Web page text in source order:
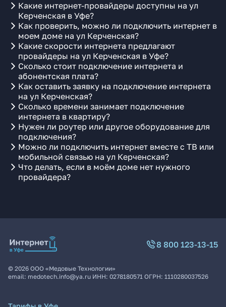
Какие интернет-провайдеры доступны на ул
Керченская в Уфе?
Как проверить, можно ли подключить интернет в
моем доме на ул Керченская?
Какие скорости интернета предлагают
провайдеры на ул Керченская в Уфе?
Сколько стоит подключение интернета и
абонентская плата?
Как оставить заявку на подключение интернета
на ул Керченская?
Сколько времени занимает подключение
интернета в квартиру?
Нужен ли роутер или другое оборудование для
подключения?
Можно ли подключить интернет вместе с ТВ или
мобильной связью на ул Керченская?
Что делать, если в моём доме нет нужного
провайдера?
8 800 123-13-15
© 2026 ООО «Медовые Технологии»
email: medotech.info@ya.ru ИНН: 0278180571 ОГРН: 1110280037526